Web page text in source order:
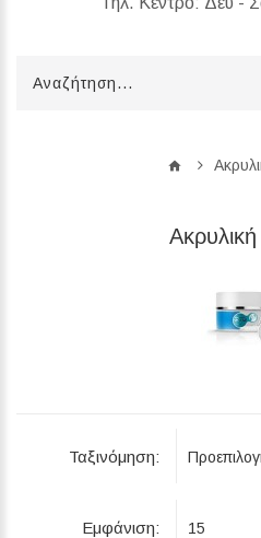
Ταξινόμηση:
Εμφάνιση: